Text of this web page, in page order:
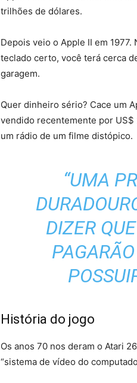
trilhões de dólares.
Depois veio o Apple II em
teclado certo, você terá cerca
garagem.
Quer dinheiro sério? Cace um
vendido recentemente por US$
um rádio de um filme distópico.
“UMA
DIZER
História do jogo
Os anos 70 nos deram o Atari
“sistema de vídeo do